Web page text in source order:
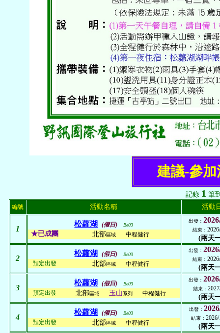
建議-參
記錄 1 筆
編號 活動名稱 活動
1
松蘿湖 (假日) Be03
★已成團 北部區域 中程健行
出發：
結束：
(兩天
2
松蘿湖 (假日) Be03
預定出發 北部區域 中程健行
出發：
結束：
(兩天
3
松蘿湖 (假日) Be03
預定出發 北部區域 玉山系列 中程健行
出發：
結束：
(兩天
4
松蘿湖 (假日) Be03
預定出發 北部區域 中程健行
出發：
結束：
(兩天